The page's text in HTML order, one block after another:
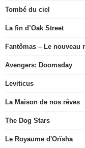
Tombé du ciel
La fin d’Oak Street
Fantômas – Le nouveau
Avengers: Doomsday
Leviticus
La Maison de nos rêves
The Dog Stars
Le Royaume d'Orïsha